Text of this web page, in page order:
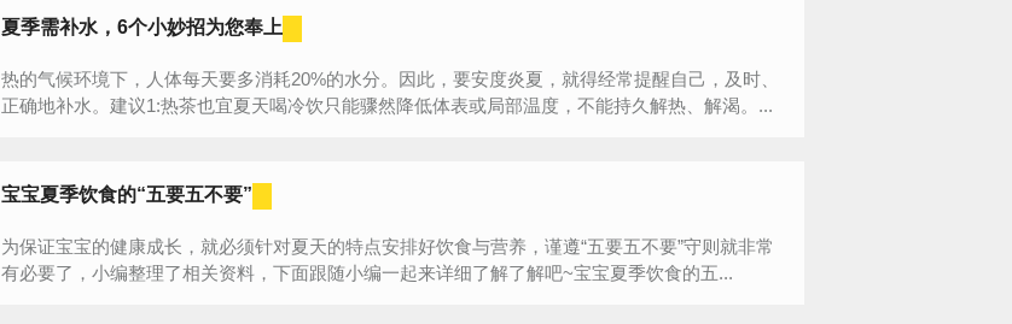
夏季需补水，6个小妙招为您奉上
热的气候环境下，人体每天要多消耗20%的水分。因此，要安度炎夏，就得经常提醒自己，及时、
正确地补水。建议1:热茶也宜夏天喝冷饮只能骤然降低体表或局部温度，不能持久解热、解渴。...
宝宝夏季饮食的“五要五不要”
为保证宝宝的健康成长，就必须针对夏天的特点安排好饮食与营养，谨遵“五要五不要”守则就非常
有必要了，小编整理了相关资料，下面跟随小编一起来详细了解了解吧~宝宝夏季饮食的五...